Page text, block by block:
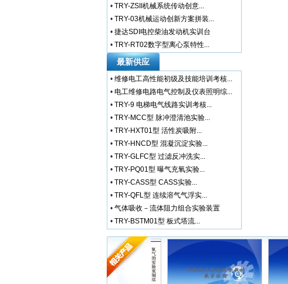
• TRY-ZSII机械系统传动创意...
• TRY-03机械运动创新方案拼装...
• 捷达SDI电控柴油发动机实训台
• TRY-RT02数字型离心泵特性...
最新供应
• 维修电工高性能初级及技能培训考核...
• 电工维修电路电气控制及仪表照明综...
• TRY-9 电梯电气线路实训考核...
• TRY-MCC型 脉冲澄清池实验...
• TRY-HXT01型 活性炭吸附...
• TRY-HNCD型 混凝沉淀实验...
• TRY-GLFC型 过滤反冲洗实...
• TRY-PQ01型 曝气充氧实验...
• TRY-CASS型 CASS实验...
• TRY-QFL型 连续溶气气浮实...
• 气体吸收－流体阻力组合实验装置
• TRY-BSTM01型 板式塔流...